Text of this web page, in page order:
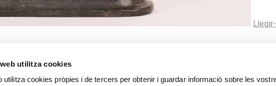
utilitza cookies
utilitza cookies pròpies i de tercers per obtenir i guardar informació sobre les